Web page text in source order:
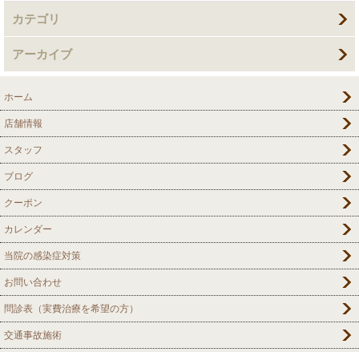
カテゴリ
アーカイブ
ホーム
店舗情報
スタッフ
ブログ
クーポン
カレンダー
当院の感染症対策
お問い合わせ
問診表（実費治療を希望の方）
交通事故施術